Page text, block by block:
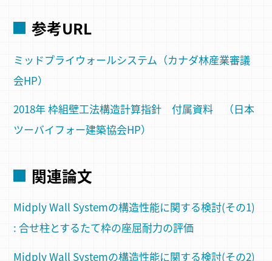
参考URL
ミッドプライウォールシステム（カナダ林産業審議
会HP）
2018年 枠組壁工法構造計算指針 付属資料 （日本
ツーバイフォー建築協会HP）
関連論文
Midply Wall Systemの構造性能に関する検討(その1)
: 合せ柱とするたて枠の座屈耐力の評価
Midply Wall Systemの構造性能に関する検討(その2)